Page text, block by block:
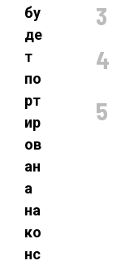
бу
де
т
по
рт
ир
ов
ан
а
на
ко
нс